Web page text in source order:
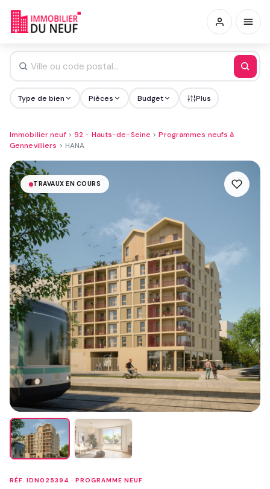
Type de bien Pièces Budget Plus
Immobilier neuf> 92 - Hauts-de-Seine >Programmes neufs à
Gennevilliers > HANA
TRAVAUX EN COURS
RÉF. IDN025394 · PROGRAMME NEUF